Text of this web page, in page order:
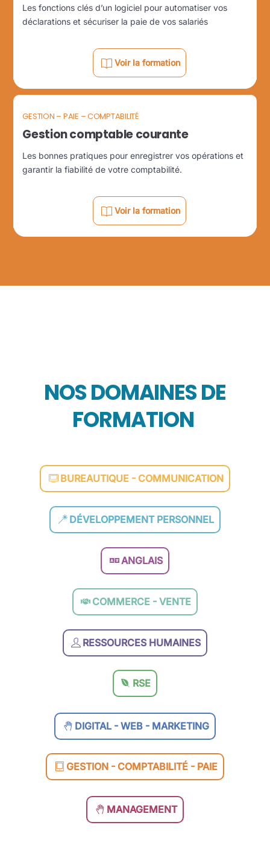
Les fonctions clés d’un logiciel pour automatiser vos
déclarations et sécuriser la paie de vos salariés
Voir la formation
GESTION – PAIE – COMPTABILITÉ
Gestion comptable courante
Les bonnes pratiques pour enregistrer vos opérations et
garantir la fiabilité de votre comptabilité.
Voir la formation
NOS DOMAINES DE
FORMATION
BUREAUTIQUE - COMMUNICATION
DÉVELOPPEMENT PERSONNEL
ANGLAIS
COMMERCE - VENTE
RESSOURCES HUMAINES
RSE
DIGITAL - WEB - MARKETING
GESTION - COMPTABILITÉ - PAIE
MANAGEMENT